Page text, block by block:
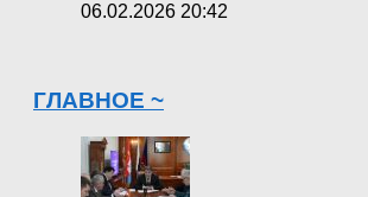
06.02.2026 20:42
ГЛАВНОЕ ~